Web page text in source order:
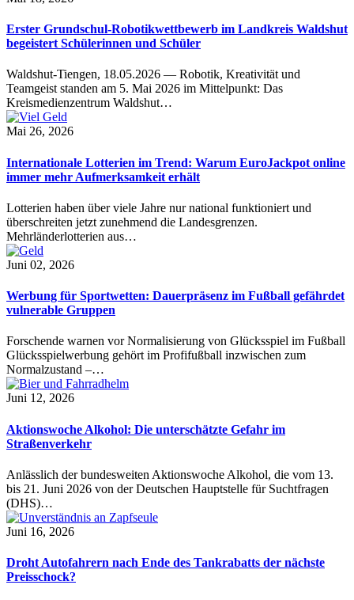
Erster Grundschul-Robotikwettbewerb im Landkreis Waldshut
begeistert Schülerinnen und Schüler
Waldshut-Tiengen, 18.05.2026 — Robotik, Kreativität und
Teamgeist standen am 5. Mai 2026 im Mittelpunkt: Das
Kreismedienzentrum Waldshut…
Mai 26, 2026
Internationale Lotterien im Trend: Warum EuroJackpot online
immer mehr Aufmerksamkeit erhält
Lotterien haben über viele Jahre nur national funktioniert und
überschreiten jetzt zunehmend die Landesgrenzen.
Mehrländerlotterien aus…
Juni 02, 2026
Werbung für Sportwetten: Dauerpräsenz im Fußball gefährdet
vulnerable Gruppen
Forschende warnen vor Normalisierung von Glücksspiel im Fußball
Glücksspielwerbung gehört im Profifußball inzwischen zum
Normalzustand –…
Juni 12, 2026
Aktionswoche Alkohol: Die unterschätzte Gefahr im
Straßenverkehr
Anlässlich der bundesweiten Aktionswoche Alkohol, die vom 13.
bis 21. Juni 2026 von der Deutschen Hauptstelle für Suchtfragen
(DHS)…
Juni 16, 2026
Droht Autofahrern nach Ende des Tankrabatts der nächste
Preisschock?